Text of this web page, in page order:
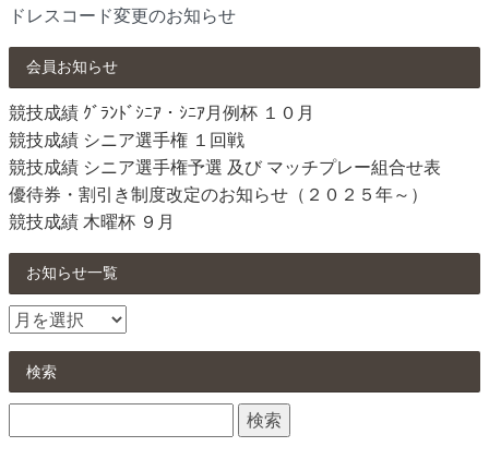
ドレスコード変更のお知らせ
会員お知らせ
競技成績 ｸﾞﾗﾝﾄﾞｼﾆｱ・ｼﾆｱ月例杯 １０月
競技成績 シニア選手権 １回戦
競技成績 シニア選手権予選 及び マッチプレー組合せ表
優待券・割引き制度改定のお知らせ（２０２５年～）
競技成績 木曜杯 ９月
お知らせ一覧
お
せ
検索
索: